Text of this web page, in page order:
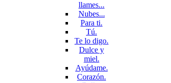
llames...
Nubes...
Para ti.
Tú.
Te lo digo.
Dulce y
miel.
Ayúdame.
Corazón.